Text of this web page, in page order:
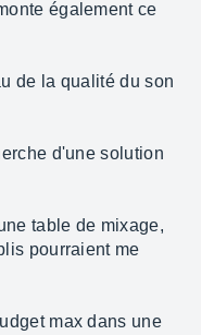
également ce
de la qualité du son
d'une solution
table de mixage,
pourraient me
max dans une